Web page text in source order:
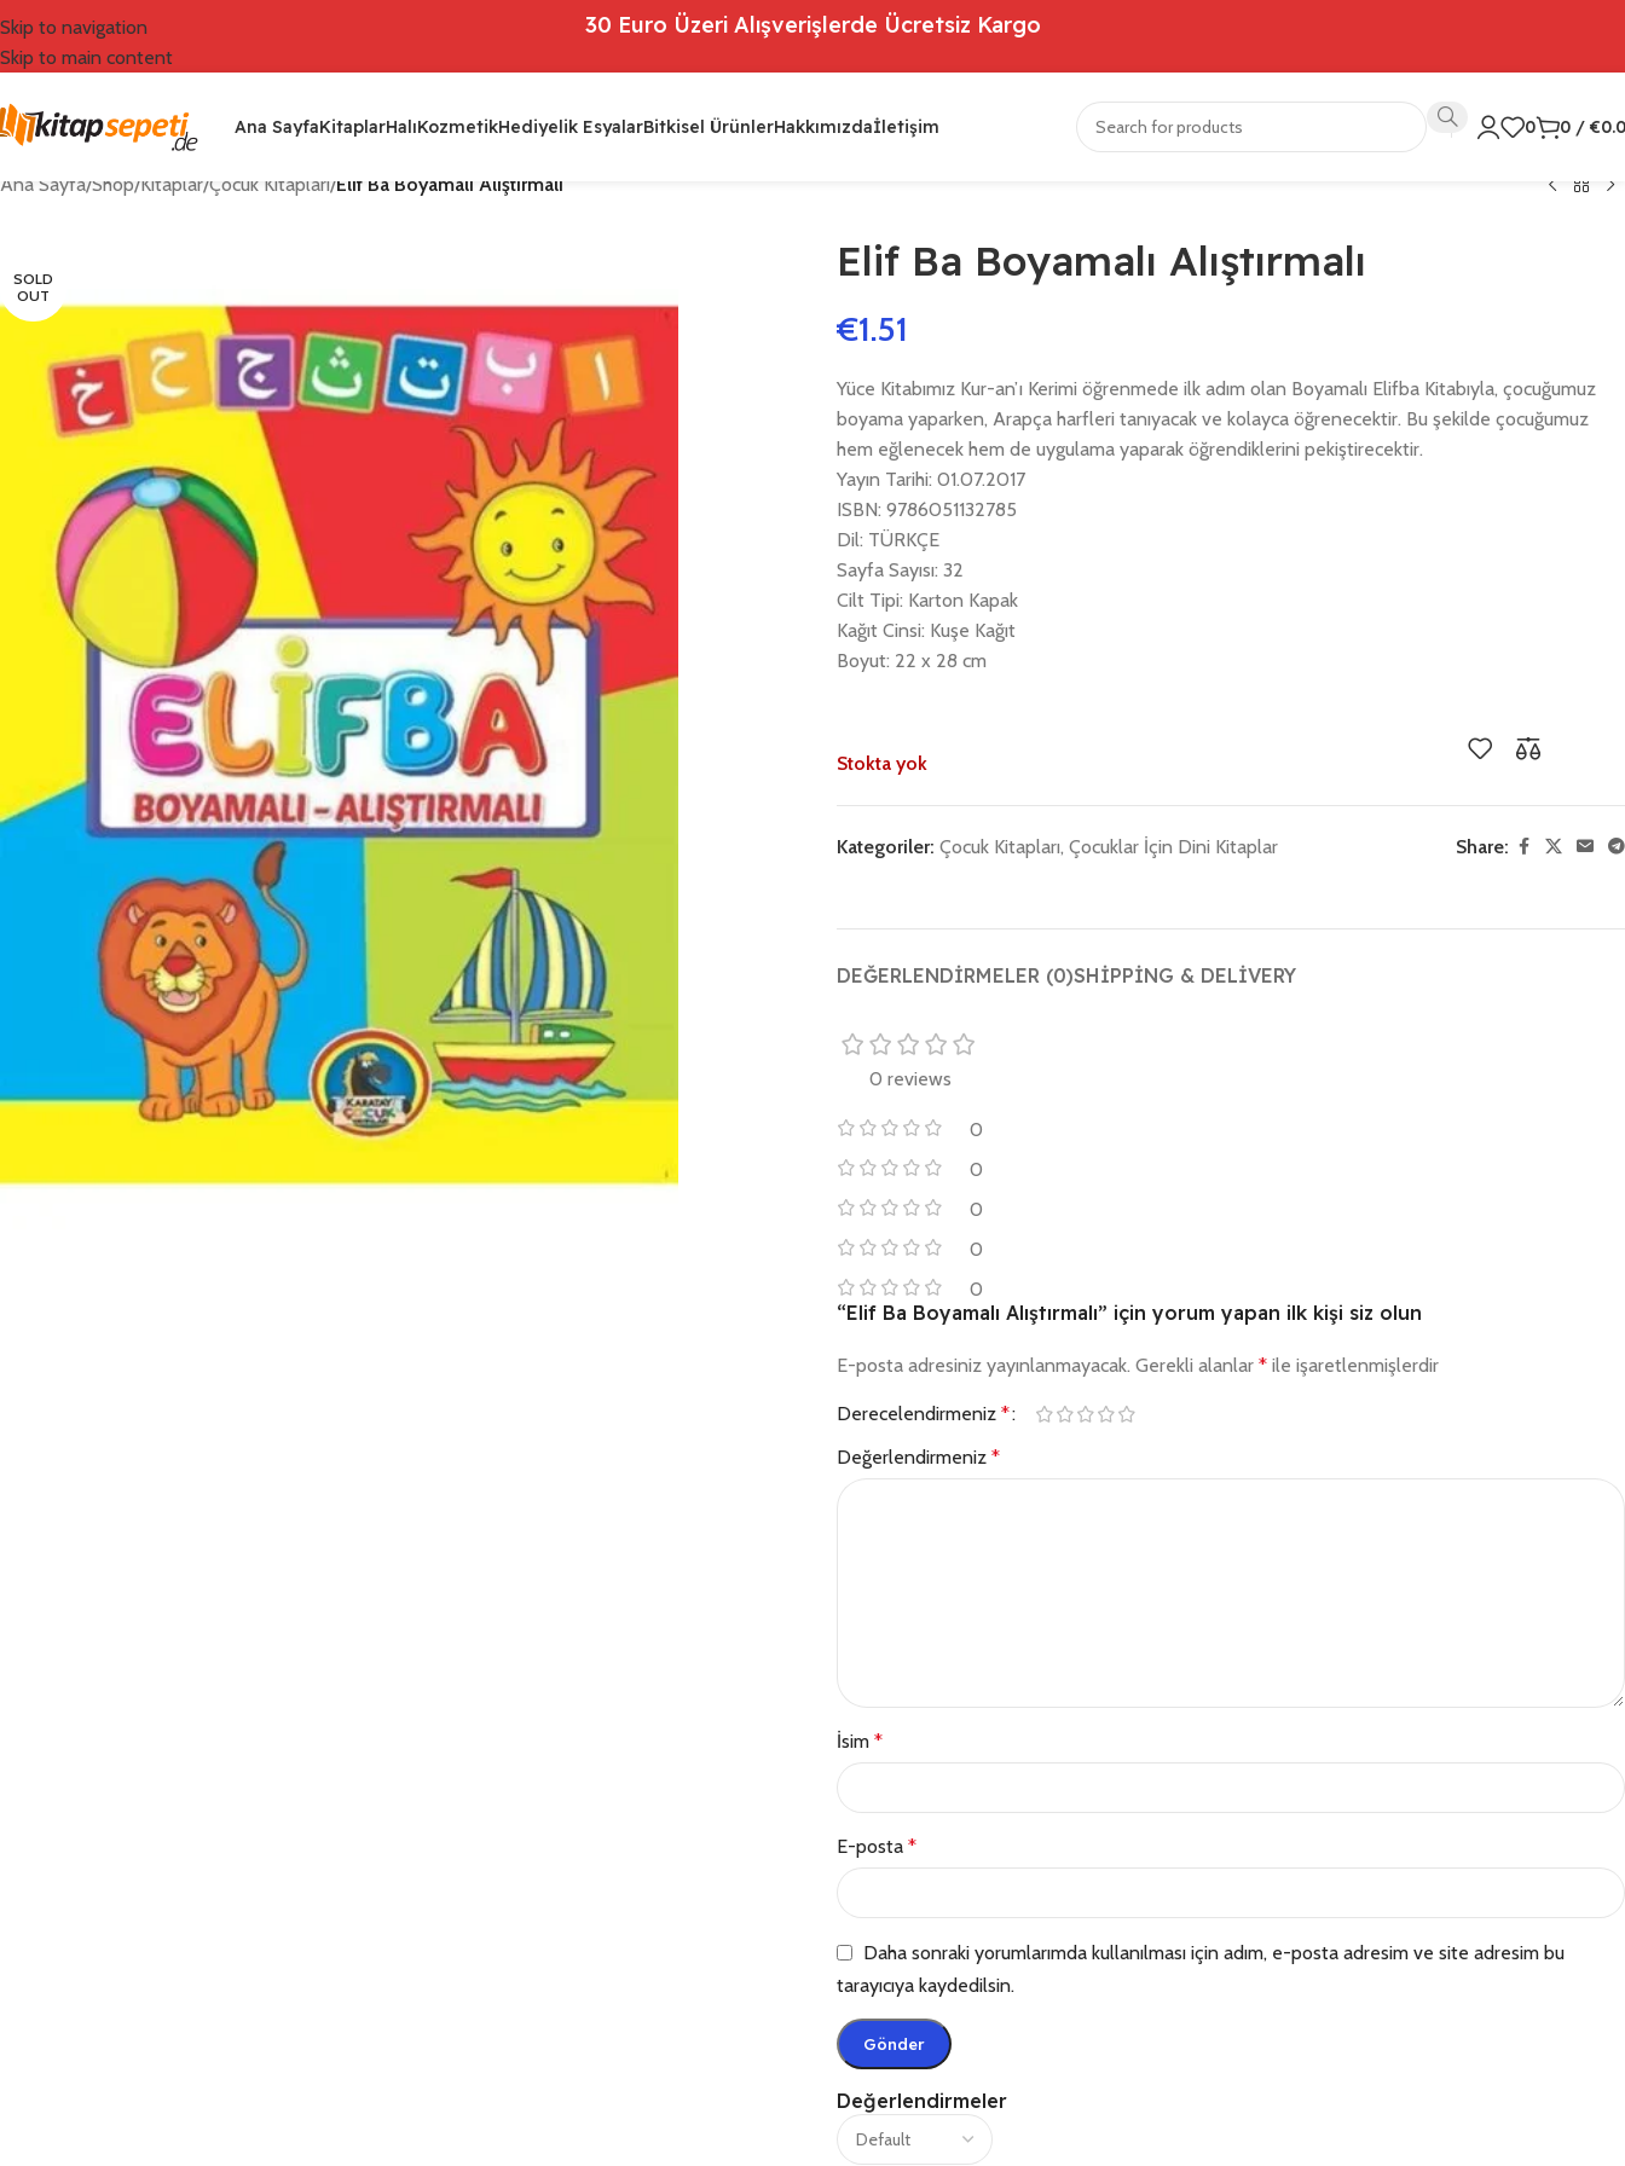
Skip to navigation
Skip to main content
30 Euro Üzeri Alışverişlerde Ücretsiz Kargo
Ana SayfaKitaplarHalıKozmetikHediyelik EsyalarBitkisel ÜrünlerHakkımızdaİletişim 0 0 / €
Ana Sayfa/Shop/Kitaplar/Çocuk Kitapları/Elif Ba Boyamalı Alıştırmalı
SOLD
OUT
Elif Ba Boyamalı Alıştırmalı
€1.51
Yüce Kitabımız Kur-an’ı Kerimi öğrenmede ilk adım olan Boyamalı Elifba Kitabıyla, çocuğumuz
boyama yaparken, Arapça harfleri tanıyacak ve kolayca öğrenecektir. Bu şekilde çocuğumuz
hem eğlenecek hem de uygulama yaparak öğrendiklerini pekiştirecektir.
Yayın Tarihi: 01.07.2017
ISBN: 9786051132785
Dil: TÜRKÇE
Sayfa Sayısı: 32
Cilt Tipi: Karton Kapak
Kağıt Cinsi: Kuşe Kağıt
Boyut: 22 x 28 cm
Stokta yok
Kategoriler: Çocuk Kitapları, Çocuklar İçin Dini Kitaplar Share:
DEĞERLENDIRMELER (0)SHIPPING & DELIVERY
0 reviews
0
0
0
0
0
Değerlendirmeler
“Elif Ba Boyamalı Alıştırmalı” için yorum yapan ilk kişi siz olun
E-posta adresiniz yayınlanmayacak. Gerekli alanlar * ile işaretlenmişlerdir
Derecelendirmeniz *
Değerlendirmeniz *
İsim *
E-posta *
Daha sonraki yorumlarımda kullanılması için adım, e-posta adresim ve site adresim bu
tarayıcıya kaydedilsin.